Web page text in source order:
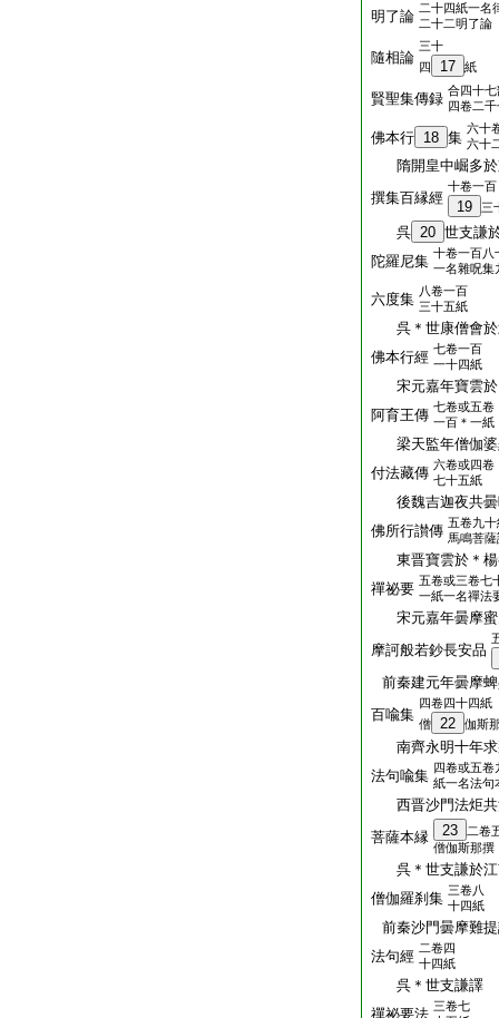
明了論 二十四紙一名
二十二明了論
隨相論
三十
四
17 紙
賢聖集傳録 合四十
四卷二
佛本行 18 集
六十
六十
隋開皇中崛多於
撰集百縁經
十卷一百
19 三
呉 20 世支謙
陀羅尼集 十卷一百八
一名雜呪集
六度集 八卷一百
三十五紙
呉＊世康僧會於
佛本行經 七卷一百
一十四紙
宋元嘉年寶雲於
阿育王傳 七卷或五卷
一百＊一紙
梁天監年僧伽婆
付法藏傳 六卷或四卷
七十五紙
後魏吉迦夜共曇
佛所行讃傳 五卷九十
馬鳴菩薩
東晋寶雲於＊楊
禪祕要 五卷或三卷七
一紙一名禪法
宋元嘉年曇摩蜜
摩訶般若鈔長安品
前秦建元年曇摩
百喩集
四卷四十四紙
僧
22 伽斯
南齊永明十年求
法句喩集 四卷或五卷
紙一名法句
西晋沙門法炬共
菩薩本縁
23
二卷
僧伽斯那撰
呉＊世支謙於江
僧伽羅刹集 三卷八
十四紙
前秦沙門曇摩難
法句經 二卷四
十四紙
呉＊世支謙譯
禪祕要法 三卷七